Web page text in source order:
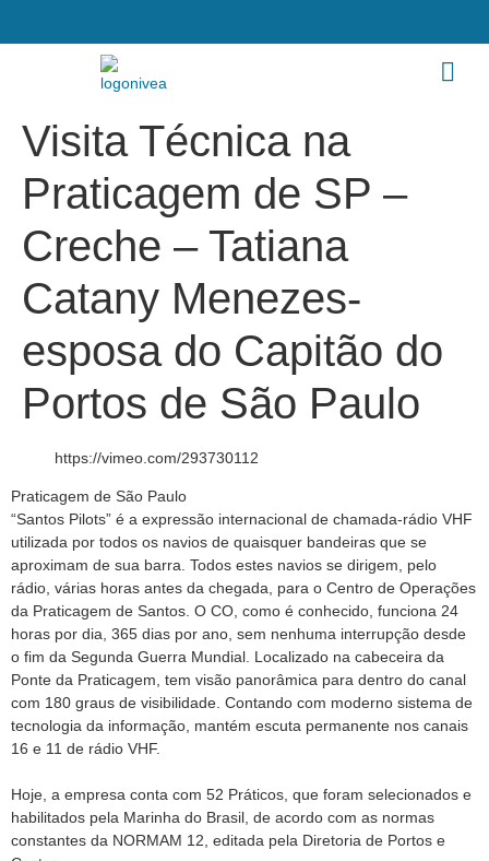
Visita Técnica na
Praticagem de SP –
Creche – Tatiana
Catany Menezes-
esposa do Capitão do
Portos de São Paulo
https://vimeo.com/293730112
Praticagem de São Paulo
“Santos Pilots” é a expressão internacional de chamada-rádio VHF
utilizada por todos os navios de quaisquer bandeiras que se
aproximam de sua barra. Todos estes navios se dirigem, pelo
rádio, várias horas antes da chegada, para o Centro de Operações
da Praticagem de Santos. O CO, como é conhecido, funciona 24
horas por dia, 365 dias por ano, sem nenhuma interrupção desde
o fim da Segunda Guerra Mundial. Localizado na cabeceira da
Ponte da Praticagem, tem visão panorâmica para dentro do canal
com 180 graus de visibilidade. Contando com moderno sistema de
tecnologia da informação, mantém escuta permanente nos canais
16 e 11 de rádio VHF.
Hoje, a empresa conta com 52 Práticos, que foram selecionados e
habilitados pela Marinha do Brasil, de acordo com as normas
constantes da NORMAM 12, editada pela Diretoria de Portos e